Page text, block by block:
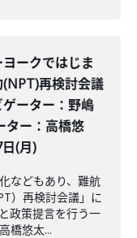
ヨークではじま
再検討会議
ーター：野嶋
ター：高橋悠
(月)
などもあり、難航
）再検討会議」に
政策提言を行う一
橋悠太...